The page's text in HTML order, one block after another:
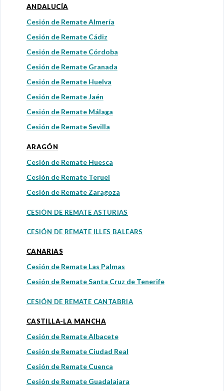
ANDALUCÍA
Cesión de Remate Almería
Cesión de Remate Cádiz
Cesión de Remate Córdoba
Cesión de Remate Granada
Cesión de Remate Huelva
Cesión de Remate Jaén
Cesión de Remate Málaga
Cesión de Remate Sevilla
ARAGÓN
Cesión de Remate Huesca
Cesión de Remate Teruel
Cesión de Remate Zaragoza
CESIÓN DE REMATE ASTURIAS
CESIÓN DE REMATE ILLES BALEARS
CANARIAS
Cesión de Remate Las Palmas
Cesión de Remate Santa Cruz de Tenerife
CESIÓN DE REMATE CANTABRIA
CASTILLA-LA MANCHA
Cesión de Remate Albacete
Cesión de Remate Ciudad Real
Cesión de Remate Cuenca
Cesión de Remate Guadalajara